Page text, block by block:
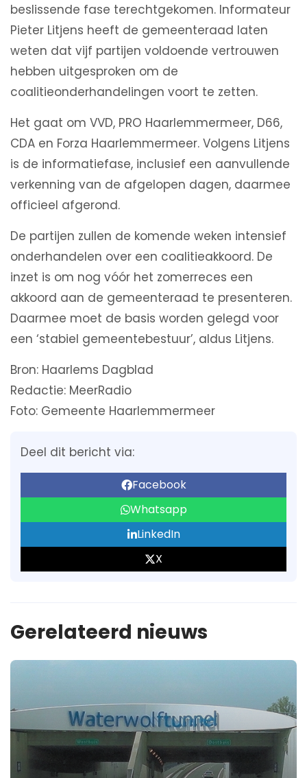
beslissende fase terechtgekomen. Informateur
Pieter Litjens heeft de gemeenteraad laten
weten dat vijf partijen voldoende vertrouwen
hebben uitgesproken om de
coalitieonderhandelingen voort te zetten.
Het gaat om VVD, PRO Haarlemmermeer, D66,
CDA en Forza Haarlemmermeer. Volgens Litjens
is de informatiefase, inclusief een aanvullende
verkenning van de afgelopen dagen, daarmee
officieel afgerond.
De partijen zullen de komende weken intensief
onderhandelen over een coalitieakkoord. De
inzet is om nog vóór het zomerreces een
akkoord aan de gemeenteraad te presenteren.
Daarmee moet de basis worden gelegd voor
een ‘stabiel gemeentebestuur’, aldus Litjens.
Bron: Haarlems Dagblad
Redactie: MeerRadio
Foto: Gemeente Haarlemmermeer
Deel dit bericht via:
Facebook
Whatsapp
LinkedIn
X
Gerelateerd nieuws